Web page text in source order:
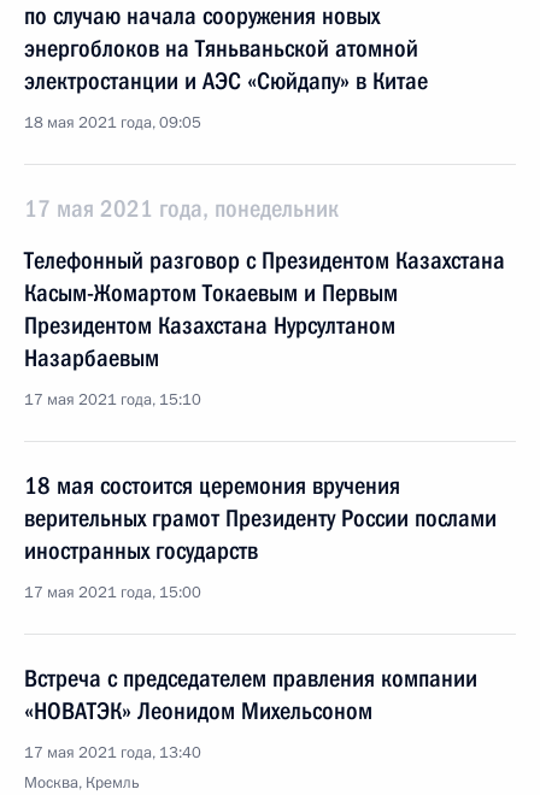
по случаю начала сооружения новых
энергоблоков на Тяньваньской атомной
электростанции и АЭС «Сюйдапу» в Китае
18 мая 2021 года, 09:05
17 мая 2021 года, понедельник
Телефонный разговор с Президентом Казахстана
Касым-Жомартом Токаевым и Первым
Президентом Казахстана Нурсултаном
Назарбаевым
17 мая 2021 года, 15:10
18 мая состоится церемония вручения
верительных грамот Президенту России послами
иностранных государств
17 мая 2021 года, 15:00
Встреча с председателем правления компании
«НОВАТЭК» Леонидом Михельсоном
17 мая 2021 года, 13:40
Москва, Кремль